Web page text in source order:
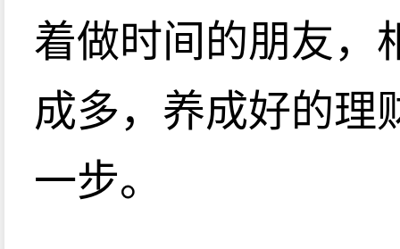
着做时间的朋友，
成多，养成好的理
一步。